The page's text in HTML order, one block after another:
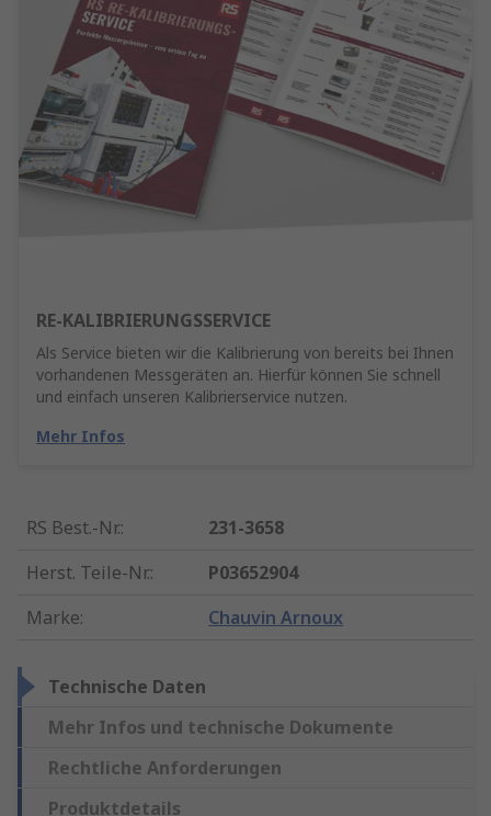
RE-KALIBRIERUNGSSERVICE
Als Service bieten wir die Kalibrierung von bereits bei Ihnen
vorhandenen Messgeräten an. Hierfür können Sie schnell
und einfach unseren Kalibrierservice nutzen.
Mehr Infos
RS Best.-Nr.:
231-3658
Herst. Teile-Nr.:
P03652904
Marke: Chauvin Arnoux
Technische Daten
Mehr Infos und technische Dokumente
Rechtliche Anforderungen
Produktdetails